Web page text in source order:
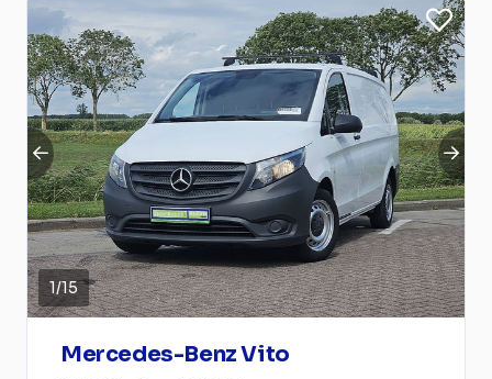
1/15
Mercedes-Benz Vito